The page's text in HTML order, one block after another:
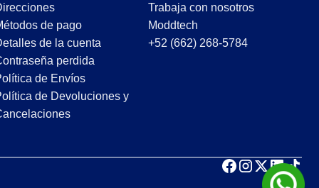
de pago
de la cuenta
perdida
de Envíos
de Devoluciones y
Trabaja con nosotros
Moddtech
+52 (662) 268-5784